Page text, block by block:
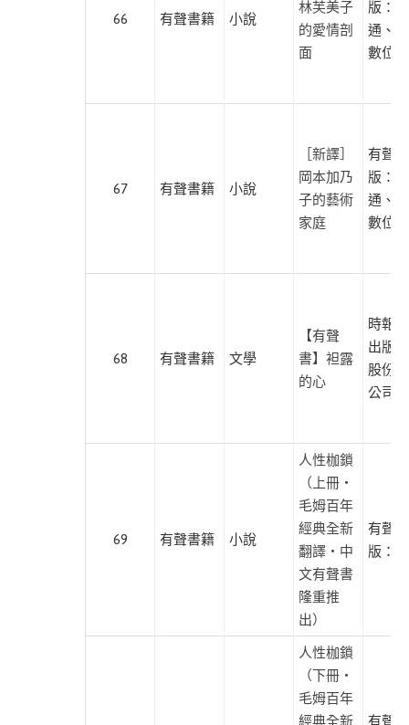
66 有聲書籍 小說
林芙美子
的愛情剖
面
版：
通、
數位
67 有聲書籍 小說
［新譯］
岡本加乃
子的藝術
家庭
有聲出
版：
通、
數位
68 有聲書籍 文學
【有聲
書】袒露
的心
時報
出版
股份
公司
69 有聲書籍 小說
人性枷鎖
（上冊・
毛姆百年
經典全新
翻譯・中
文有聲書
隆重推
出）
有聲出
版：
人性枷鎖
（下冊・
毛姆百年
經典全新
有聲出